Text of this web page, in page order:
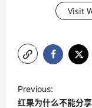
Visit
P
o
Previous:
红果为什么不能分